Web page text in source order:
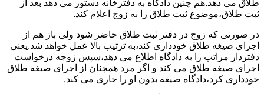
طلاق می دهد.هم چنین دادگاه به دفترخانه دستور می دهد بعد از
ثبت طلاق،موضوع ثبت طلاق را به زوج اعلام کند.
در صورتی که زوج در دفتر ثبت طلاق حاضر شود ولی باز هم از
اجرای صیغه طلاق خودداری کند،به ترتیب بالا عمل خواهد شد.یعنی
دفتردار مراتب را به دادگاه اطلاع می دهد،سپس زوجه درخواست
اجرای صیغه طلاق می کند و اگر مرد همچنان از اجرای صیغه طلاق
خودداری کرد،دادگاه صیغه بدون او را جاری می کند.